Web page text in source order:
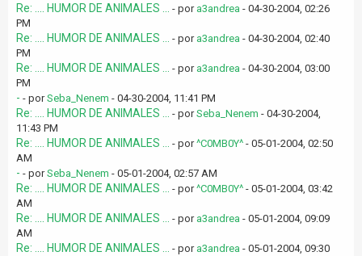
Re: .... HUMOR DE ANIMALES ... - por a3andrea - 04-30-2004, 02:26
PM
Re: .... HUMOR DE ANIMALES ... - por a3andrea - 04-30-2004, 02:40
PM
Re: .... HUMOR DE ANIMALES ... - por a3andrea - 04-30-2004, 03:00
PM
- - porSeba_Nenem - 04-30-2004, 11:41 PM
Re: .... HUMOR DE ANIMALES ... - porSeba_Nenem - 04-30-2004,
11:43 PM
Re: .... HUMOR DE ANIMALES ... - por^C0MB0Y^ - 05-01-2004, 02:50
AM
- - porSeba_Nenem - 05-01-2004, 02:57 AM
Re: .... HUMOR DE ANIMALES ... - por^C0MB0Y^ - 05-01-2004, 03:42
AM
Re: .... HUMOR DE ANIMALES ... - por a3andrea - 05-01-2004, 09:09
AM
Re: .... HUMOR DE ANIMALES ... - por a3andrea - 05-01-2004, 09:30